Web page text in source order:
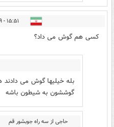
۱۵:۵۱ - ۱۴۰۲/۰۶/۲۹
کسی هم گوش می داد؟
بله خیلیها گوش می
گوششون به شیطون باشه
حاجی از سه راه جوبشور قم